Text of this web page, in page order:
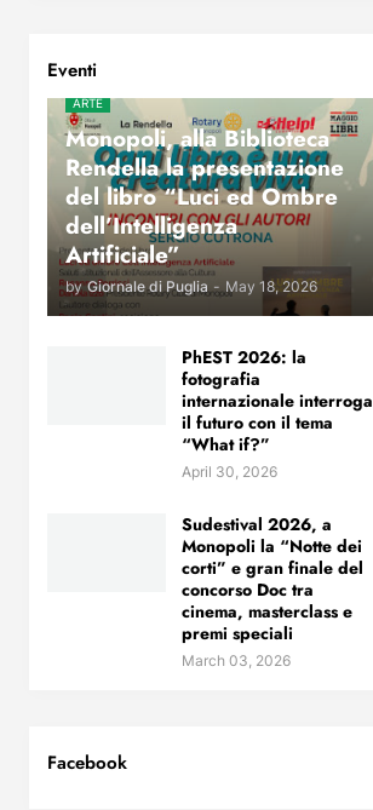
Eventi
ARTE
Monopoli, alla Biblioteca
Rendella la presentazione
del libro “Luci ed Ombre
dell’Intelligenza
Artificiale”
by Giornale di Puglia - May 18, 2026
PhEST 2026: la
fotografia
internazionale interroga
il futuro con il tema
“What if?”
April 30, 2026
Sudestival 2026, a
Monopoli la “Notte dei
corti” e gran finale del
concorso Doc tra
cinema, masterclass e
premi speciali
March 03, 2026
Facebook